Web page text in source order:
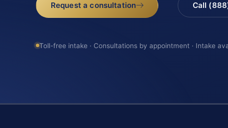
Request a consultation Call
Toll-free intake · Consultations by appointment · Intake